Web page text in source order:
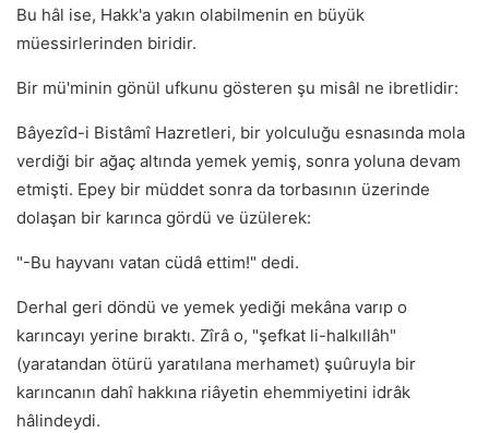
Bu hâl ise, Hakk'a yakın olabilmenin en büyük
müessirlerinden biridir.
Bir mü'minin gönül ufkunu gösteren şu misâl ne ibretlidir:
Bâyezîd-i Bistâmî Hazretleri, bir yolculuğu esnasında mola
verdiği bir ağaç altında yemek yemiş, sonra yoluna devam
etmişti. Epey bir müddet sonra da torbasının üzerinde
dolaşan bir karınca gördü ve üzülerek:
"-Bu hayvanı vatan cüdâ ettim!" dedi.
Derhal geri döndü ve yemek yediği mekâna varıp o
karıncayı yerine bıraktı. Zîrâ o, "şefkat li-halkıllâh"
(yaratandan ötürü yaratılana merhamet) şuûruyla bir
karıncanın dahî hakkına riâyetin ehemmiyetini idrâk
hâlindeydi.